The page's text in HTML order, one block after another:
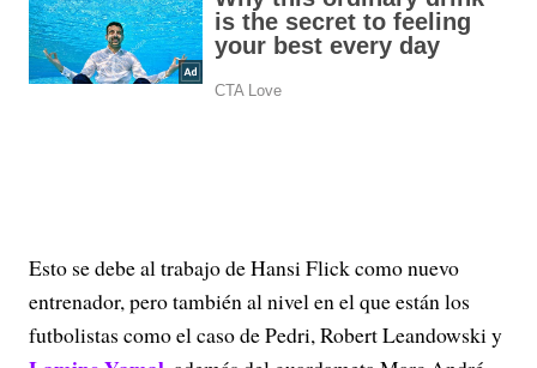
Esto se debe al trabajo de Hansi Flick como nuevo
entrenador, pero también al nivel en el que están los
futbolistas como el caso de Pedri, Robert Leandowski y